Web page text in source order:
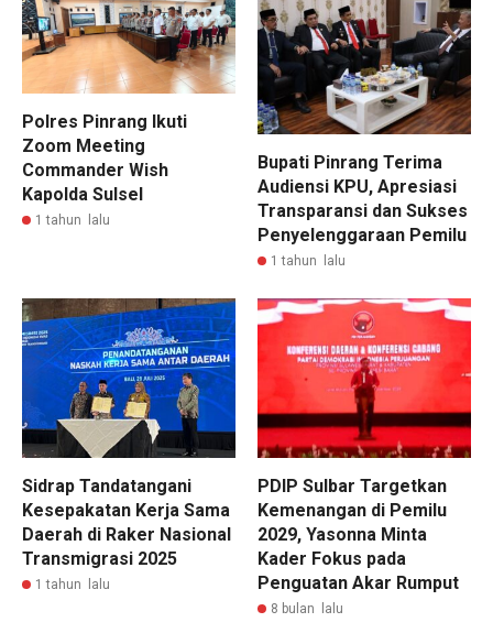
Polres Pinrang Ikuti
Zoom Meeting
Commander Wish
Kapolda Sulsel
1 tahun lalu
Bupati Pinrang Terima
Audiensi KPU, Apresiasi
Transparansi dan Sukses
Penyelenggaraan Pemilu
1 tahun lalu
Sidrap Tandatangani
Kesepakatan Kerja Sama
Daerah di Raker Nasional
Transmigrasi 2025
1 tahun lalu
PDIP Sulbar Targetkan
Kemenangan di Pemilu
2029, Yasonna Minta
Kader Fokus pada
Penguatan Akar Rumput
8 bulan lalu